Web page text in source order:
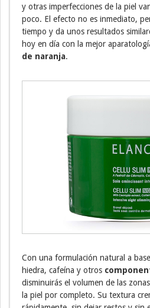
y otras imperfecciones de la piel
poco. El efecto no es inmediato,
tiempo y da unos resultados
hoy en día con la mejor
de naranja.
Con una formulación natural a
hiedra, cafeína y otros
disminuirás el volumen de las
la piel por completo. Su textura